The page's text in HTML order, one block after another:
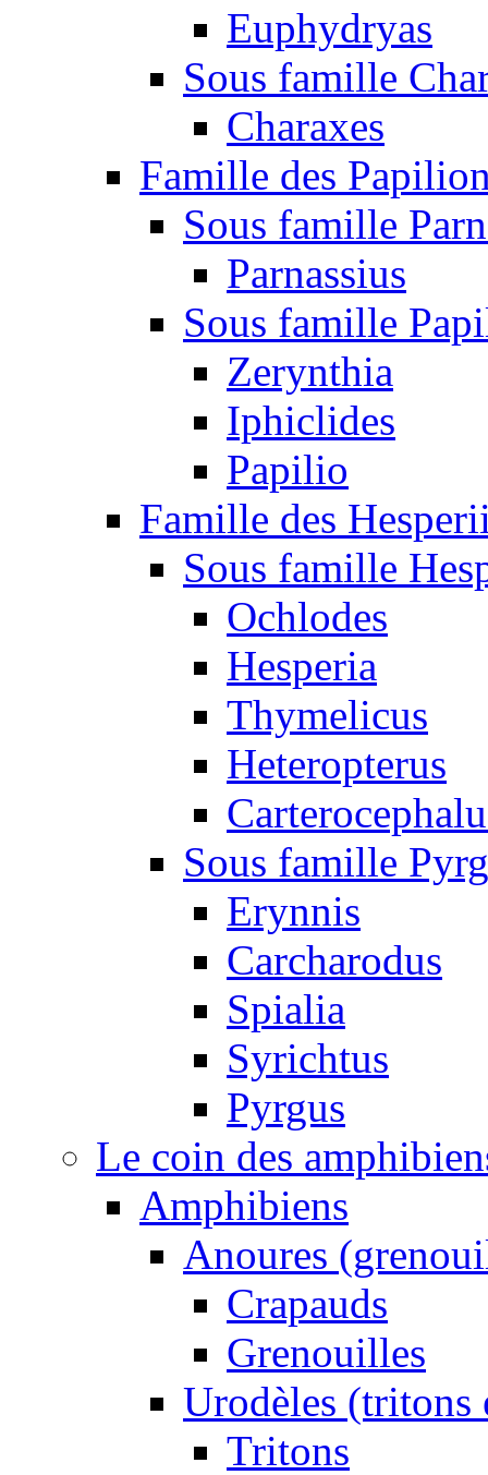
Euphydryas
Sous famille
Charaxes
Famille des
Sous famille
Parnassius
Sous famille
Zerynthia
Iphiclides
Papilio
Famille des
Sous famille
Ochlodes
Hesperia
Thymelicus
Heteropterus
Sous famille
Erynnis
Carcharodus
Spialia
Syrichtus
Pyrgus
Le coin des
Amphibiens
Anoures
Crapauds
Grenouilles
Urodèles (tritons
Tritons